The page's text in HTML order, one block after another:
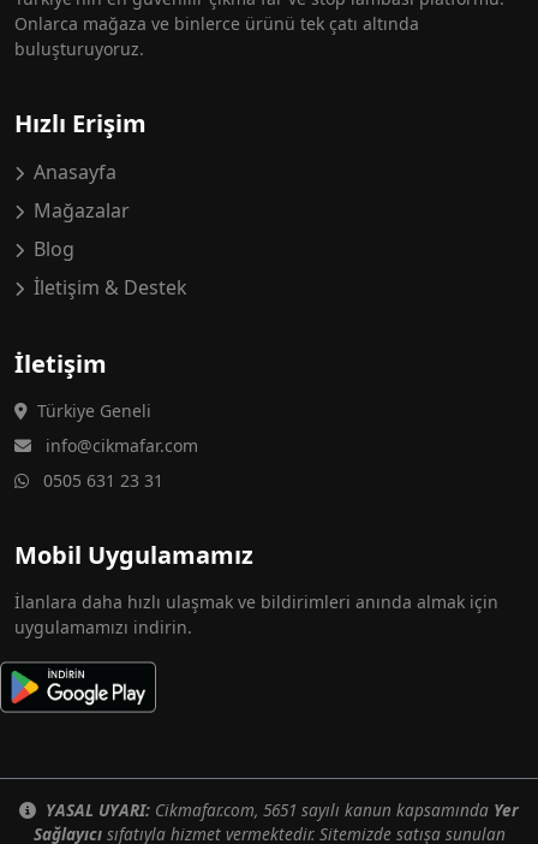
Onlarca mağaza ve binlerce ürünü tek çatı altında
buluşturuyoruz.
Hızlı Erişim
Anasayfa
Mağazalar
Blog
İletişim & Destek
İletişim
Türkiye Geneli
info@cikmafar.com
0505 631 23 31
Mobil Uygulamamız
İlanlara daha hızlı ulaşmak ve bildirimleri anında almak için
uygulamamızı indirin.
YASAL UYARI: Cikmafar.com, 5651 sayılı kanun kapsamında Yer
Sağlayıcısıfatıyla hizmet vermektedir. Sitemizde satışa sunulan